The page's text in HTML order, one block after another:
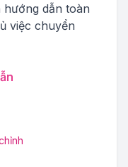
hướng dẫn toàn
việc chuyển